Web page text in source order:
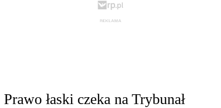
Prawo łaski czeka na Trybunał